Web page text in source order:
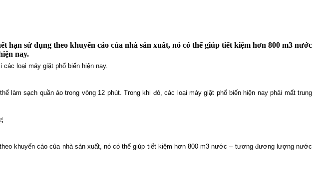
sử dụng theo khuyến cáo của nhà sản xuất, nó có thể giúp tiết kiệm hơn 800 m3 nước
nay.
loại máy giặt phổ biến hiện nay.
sạch quần áo trong vòng 12 phút. Trong khi đó, các loại máy giặt phổ biến hiện nay phải mất trung
khuyến cáo của nhà sản xuất, nó có thể giúp tiết kiệm hơn 800 m3 nước – tương đương lượng nước